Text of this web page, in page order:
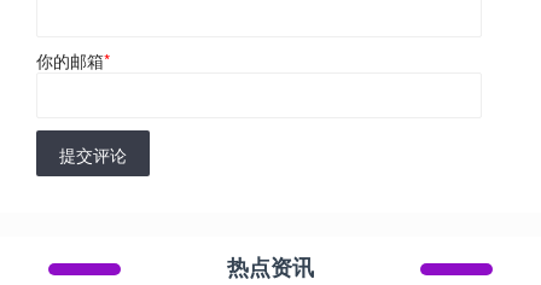
你的邮箱*
提交评论
热点资讯